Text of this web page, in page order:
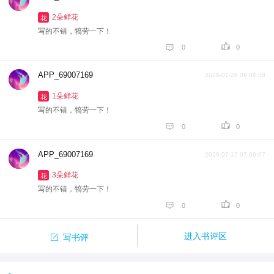
花
2朵鲜花
写的不错，犒劳一下！
 0  0
APP_69007169 2026-07-28 09:04:38
花
1朵鲜花
写的不错，犒劳一下！
 0  0
APP_69007169 2026-07-17 07:06:07
花
3朵鲜花
写的不错，犒劳一下！
 0  0
 写书评 进入书评区